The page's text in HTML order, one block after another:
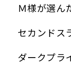
Ｍ様が選ん
セカンドス
ダークプラ